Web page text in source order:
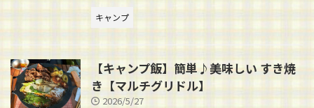
キャンプ
【キャンプ飯】簡単♪美味しい すき焼
き【マルチグリドル】
2026/5/27